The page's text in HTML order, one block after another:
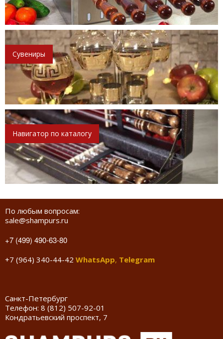
Сувениры
Навигатор по каталогу
По любым вопросам:
sale@shampurs.ru
+7 (499) 490-63-80
+7 (964) 340-44-42 WhatsApp, Telegram
Санкт-Петербург
Телефон: 8 (812) 507-92-01
Кондратьевский проспект, 7